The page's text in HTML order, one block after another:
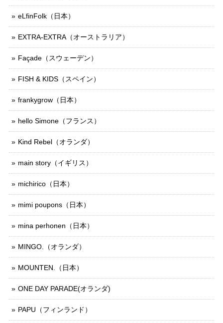
eLfinFolk（日本）
EXTRA-EXTRA（オーストラリア）
Façade（スウェーデン）
FISH & KIDS（スペイン）
frankygrow（日本）
hello Simone（フランス）
Kind Rebel（オランダ）
main story（イギリス）
michirico（日本）
mimi poupons（日本）
mina perhonen（日本）
MINGO.（オランダ）
MOUNTEN.（日本）
ONE DAY PARADE(オランダ)
PAPU（フィンランド）